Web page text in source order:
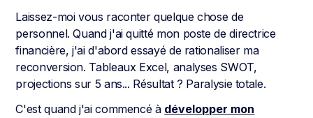
Laissez-moi vous raconter quelque chose de
personnel. Quand j'ai quitté mon poste de directrice
financière, j'ai d'abord essayé de rationaliser ma
reconversion. Tableaux Excel, analyses SWOT,
projections sur 5 ans... Résultat ? Paralysie totale.
C'est quand j'ai commencé à développer mon